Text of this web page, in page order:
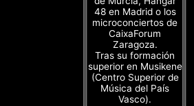
48 en Madrid o los
microconciertos de
CaixaForum
Zaragoza.
Tras su formación
superior en Musikene
(Centro Superior de
Música del País
Vasco).